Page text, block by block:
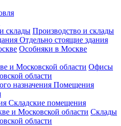
Производство и склады
Отдельно стоящие здания
Особняки в Москве
Офисы
области
Помещения
Складские помещения
Склады
области